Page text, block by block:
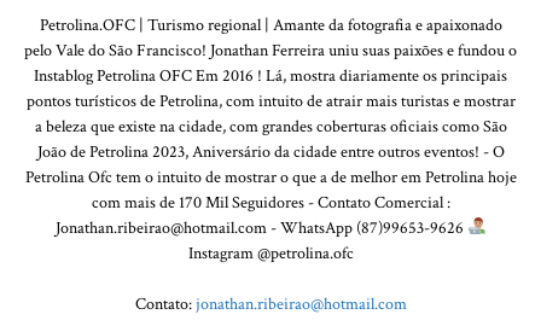
Petrolina.OFC | Turismo regional | Amante da fotografia e apaixonado
pelo Vale do São Francisco! Jonathan Ferreira uniu suas paixões e fundou o
Instablog Petrolina OFC Em 2016 ! Lá, mostra diariamente os principais
pontos turísticos de Petrolina, com intuito de atrair mais turistas e mostrar
a beleza que existe na cidade, com grandes coberturas oficiais como São
João de Petrolina 2023, Aniversário da cidade entre outros eventos! - O
Petrolina Ofc tem o intuito de mostrar o que a de melhor em Petrolina hoje
com mais de 170 Mil Seguidores - Contato Comercial :
Jonathan.ribeirao@hotmail.com - WhatsApp (87)99653-9626
Instagram @petrolina.ofc
Contato:jonathan.ribeirao@hotmail.com